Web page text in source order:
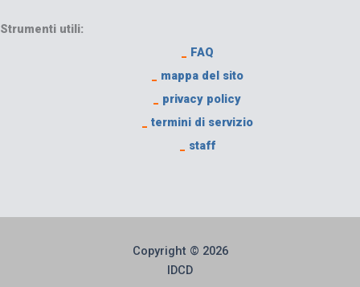
Strumenti utili:
FAQ
mappa del sito
privacy policy
termini di servizio
staff
Copyright © 2026
IDCD